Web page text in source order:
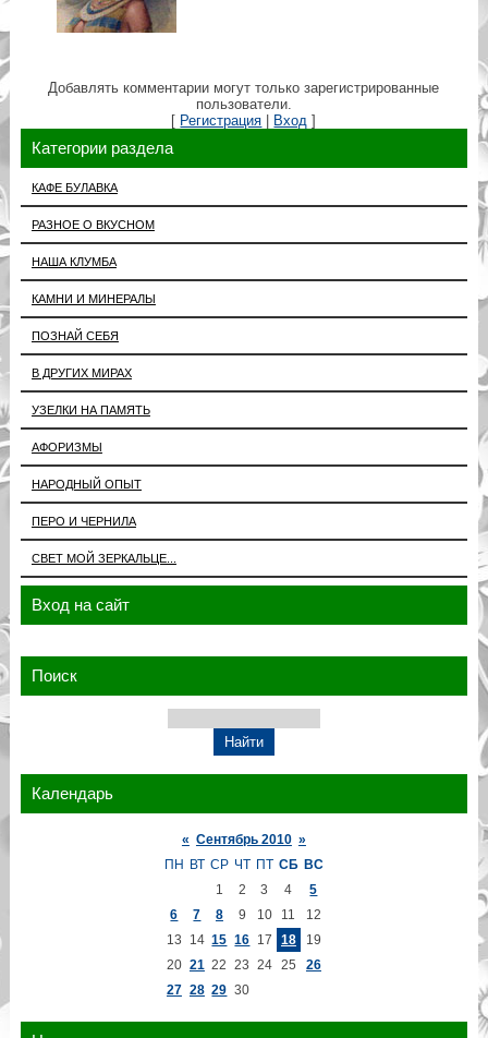
Добавлять комментарии могут только зарегистрированные
пользователи.
[ Регистрация | Вход ]
Категории раздела
КАФЕ БУЛАВКА
РАЗНОЕ О ВКУСНОМ
НАША КЛУМБА
КАМНИ И МИНЕРАЛЫ
ПОЗНАЙ СЕБЯ
В ДРУГИХ МИРАХ
УЗЕЛКИ НА ПАМЯТЬ
АФОРИЗМЫ
НАРОДНЫЙ ОПЫТ
ПЕРО И ЧЕРНИЛА
СВЕТ МОЙ ЗЕРКАЛЬЦЕ...
Вход на сайт
Поиск
Календарь
« Сентябрь 2010 »
ПН ВТ СР ЧТ ПТ СБ ВС
1
2 3 4
5
6
7 8 9 10 11
12
13
14 15 16 17 18
19
20 21 22 23 24 25
26
27 28 29 30